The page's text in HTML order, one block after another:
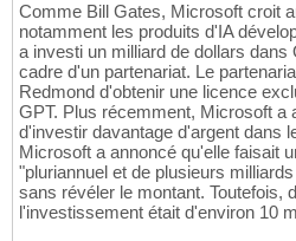
Comme Bill Gates, Microsoft croit
notamment les produits d'IA
a investi un milliard de dollars dans
cadre d'un partenariat. Le
Redmond d'obtenir une licence
GPT. Plus récemment, Microsoft a
d'investir davantage d'argent dans
Microsoft a annoncé qu'elle faisait
"pluriannuel et de plusieurs
sans révéler le montant. Toutefois,
l'investissement était d'environ 10